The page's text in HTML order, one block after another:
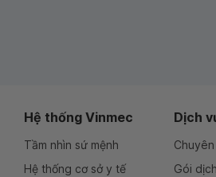
Hệ thống Vinmec
Tầm nhìn sứ mệnh
Hệ thống cơ sở y tế
Dịch
Gói